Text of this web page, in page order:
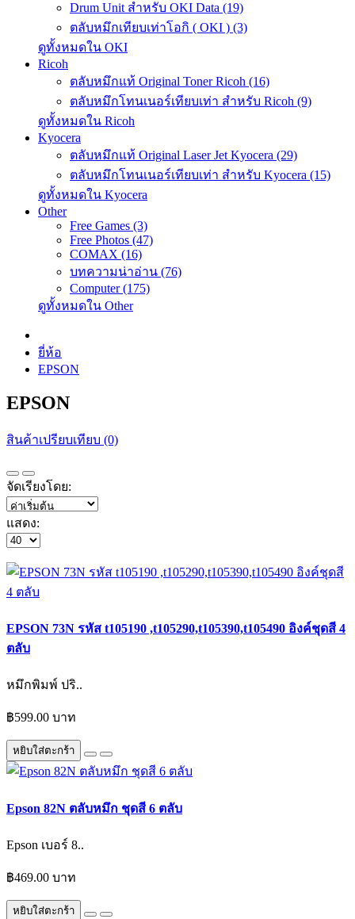
Drum Unit สำหรับ OKI Data (19)
ตลับหมึกเทียบเท่าโอกิ ( OKI ) (3)
ดูทั้งหมดใน OKI
Ricoh
ตลับหมึกแท้ Original Toner Ricoh (16)
ตลับหมึกโทนเนอร์เทียบเท่า สำหรับ Ricoh (9)
ดูทั้งหมดใน Ricoh
Kyocera
ตลับหมึกแท้ Original Laser Jet Kyocera (29)
ตลับหมึกโทนเนอร์เทียบเท่า สำหรับ Kyocera (15)
ดูทั้งหมดใน Kyocera
Other
Free Games (3)
Free Photos (47)
COMAX (16)
บทความน่าอ่าน (76)
Computer (175)
ดูทั้งหมดใน Other
ยี่ห้อ
EPSON
EPSON
สินค้าเปรียบเทียบ (0)
จัดเรียงโดย:
แสดง:
EPSON 73N รหัส t105190 ,t105290,t105390,t105490 อิงค์ชุดสี 4
ตลับ
หมึกพิมพ์ ปริ..
฿599.00 บาท
หยิบใส่ตะกร้า
Epson 82N ตลับหมึก ชุดสี 6 ตลับ
Epson เบอร์ 8..
฿469.00 บาท
หยิบใส่ตะกร้า